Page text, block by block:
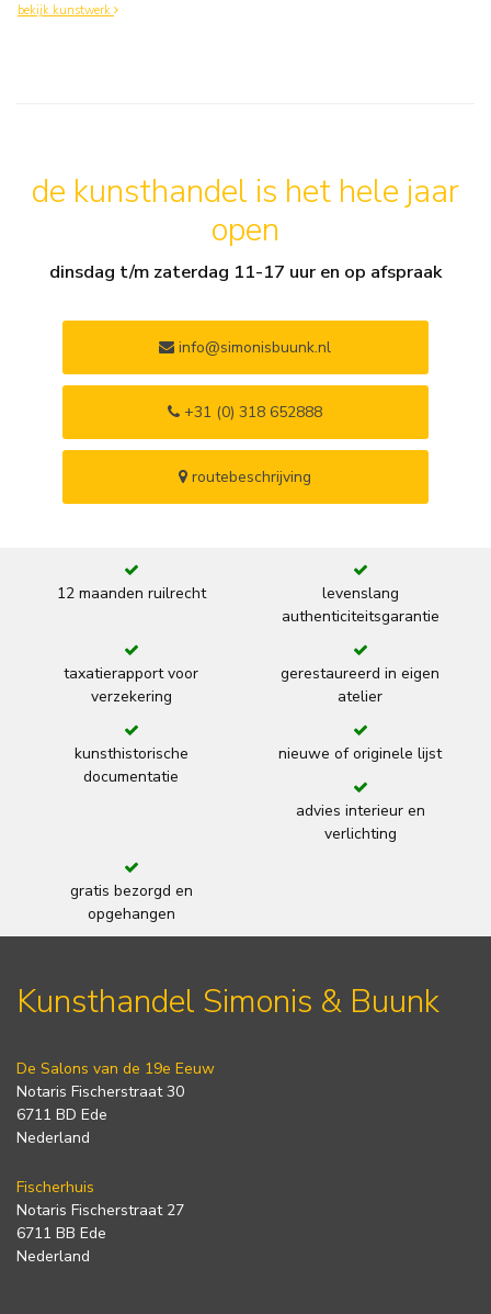
bekijk kunstwerk
de kunsthandel is het hele jaar
open
dinsdag t/m zaterdag 11-17 uur en op afspraak
info@simonisbuunk.nl
+31 (0) 318 652888
routebeschrijving
12 maanden ruilrecht
levenslang
authenticiteitsgarantie
taxatierapport voor
verzekering
gerestaureerd in eigen
atelier
kunsthistorische
documentatie
nieuwe of originele lijst
advies interieur en
verlichting
gratis bezorgd en
opgehangen
Kunsthandel Simonis & Buunk
De Salons van de 19e Eeuw
Notaris Fischerstraat 30
6711 BD Ede
Nederland
Fischerhuis
Notaris Fischerstraat 27
6711 BB Ede
Nederland